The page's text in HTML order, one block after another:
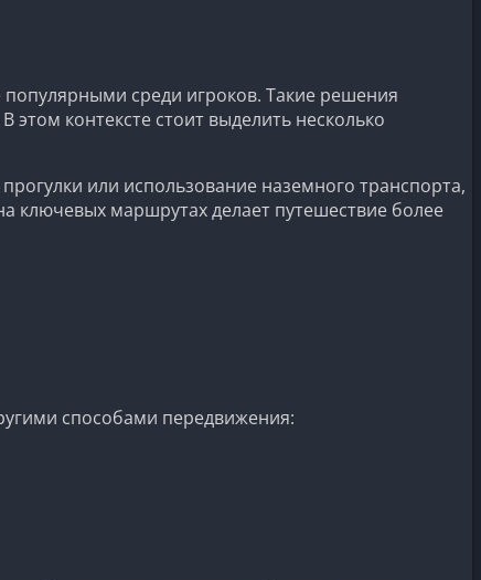
среди игроков. Такие решения
контексте стоит выделить несколько
или использование наземного транспорта,
ключевых маршрутах делает путешествие более
способами передвижения: